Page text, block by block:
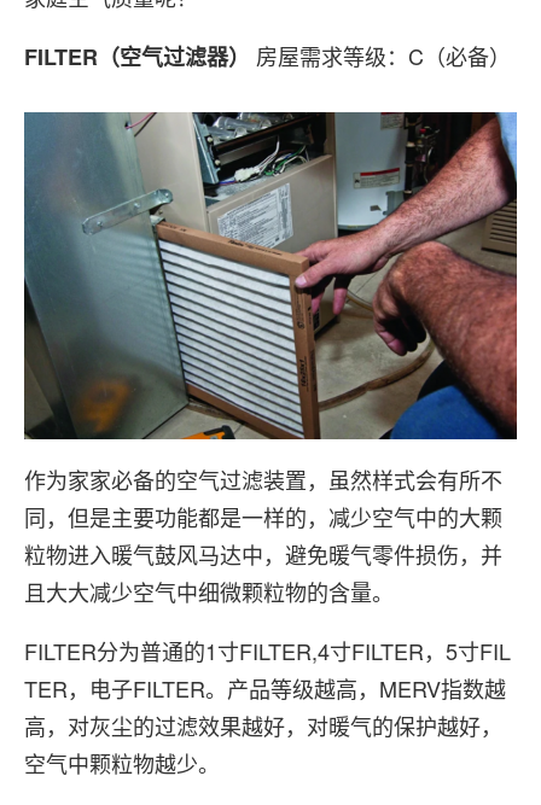
FILTER（空气过滤器）
房屋需求等级：C（必备）
作为家家必备的空气过滤装置，虽然样式会有所不
同，但是主要功能都是一样的，减少空气中的大颗
粒物进入暖气鼓风马达中，避免暖气零件损伤，并
且大大减少空气中细微颗粒物的含量。
FILTER分为普通的1寸FILTER,4寸FILTER，5寸FIL
TER，电子FILTER。产品等级越高，MERV指数越
高，对灰尘的过滤效果越好，对暖气的保护越好，
空气中颗粒物越少。